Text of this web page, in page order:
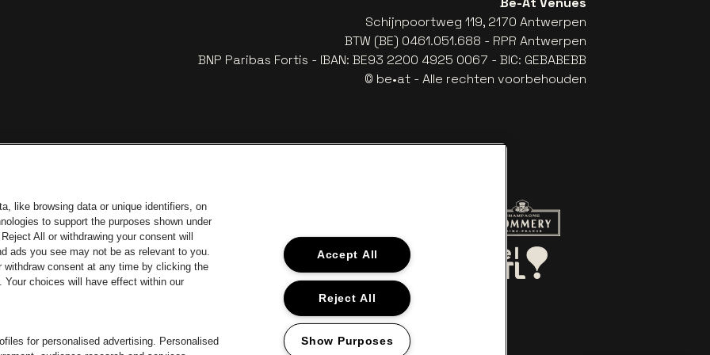
Schijnpoortweg 119, 2170 Antwerpen
BTW (BE) 0461.051.688 - RPR Antwerpen
BNP Paribas Fortis - IBAN: BE93 2200 4925 0067 - BIC: GEBABEBB
© be•at - Alle rechten voorbehouden
Ga naar de website van JupilerGa naar de website van Coca-Cola
Ga naar de website van Red Bull
Ga naar de website van Het logo van Aperol
Ga naar de website van Champagne
Jameson in offwhite
de website van Het logo van Lillet in off-white
Ga naar de website van Croky
Ga naar de website van BruzzGa naar de website van Le Soir
Ga naar de website van Radio Contact
like browsing data or unique identifiers, on
to support the purposes shown under
All or withdrawing your consent will
ads you see may not be as relevant to you.
consent at any time by clicking the
choices will have effect within our
for personalised advertising. Personalised
Accept All
Reject All
Show Purposes